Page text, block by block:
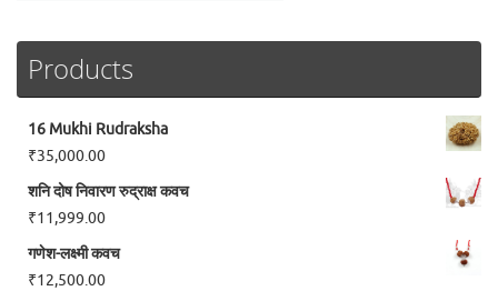
Products
16 Mukhi Rudraksha
₹35,000.00
शनि दोष निवारण रुद्राक्ष कवच
₹11,999.00
गणेश-लक्ष्मी कवच
₹12,500.00